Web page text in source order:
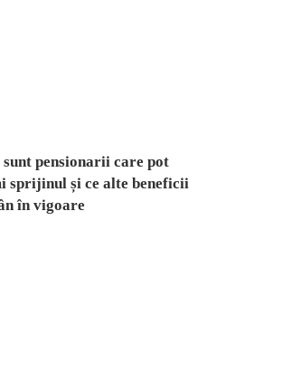
sunt pensionarii care pot
sprijinul și ce alte beneficii
în vigoare